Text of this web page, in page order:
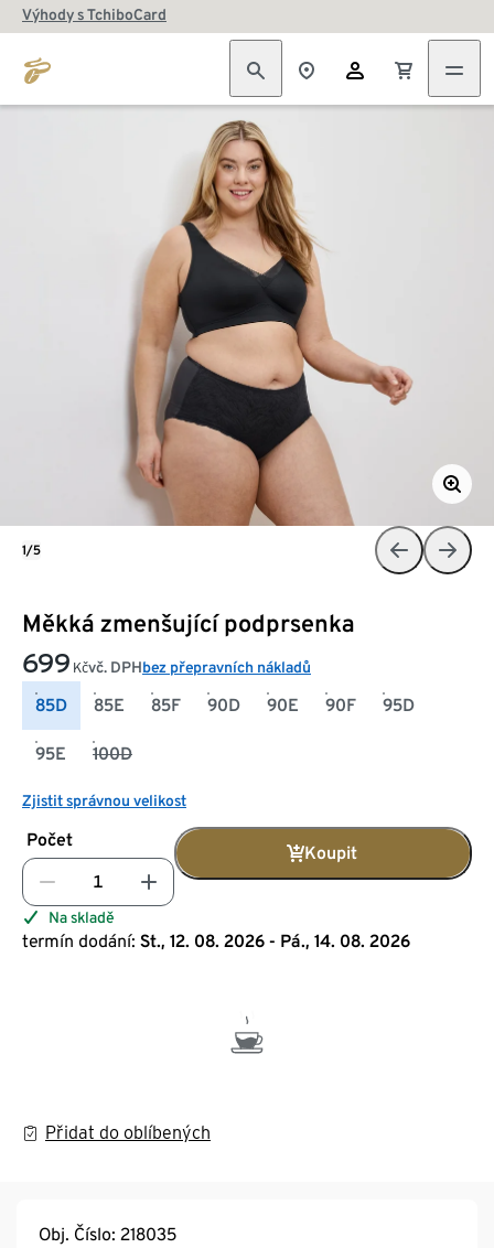
Výhody s TchiboCard
Měkká zmenšující podprsenka
699 Kčvč. DPHbez přepravních nákladů
85D 85E 85F 90D 90E 90F 95D
95E 100D
Zjistit správnou velikost
Počet
Koupit
Na skladě
termín dodání: St., 12. 08. 2026 - Pá., 14. 08. 2026
Přidat do oblíbených
1/5
Obj. Číslo: 218035